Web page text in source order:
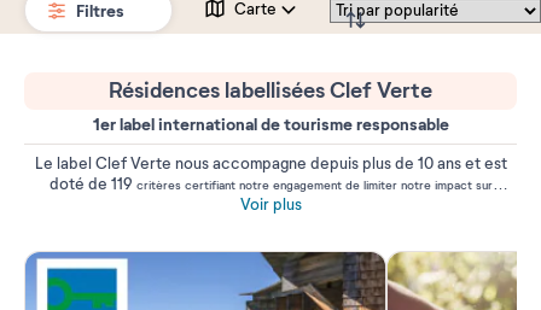
Filtres Carte
Résidences labellisées Clef Verte
1er label international de tourisme responsable
Le label Clef Verte nous accompagne depuis plus de 10 ans et est
doté de 119 critères certifiant notre engagement de limiter notre impact sur
l’environnement et promouvoir la richesse des destinations.
Voir plus